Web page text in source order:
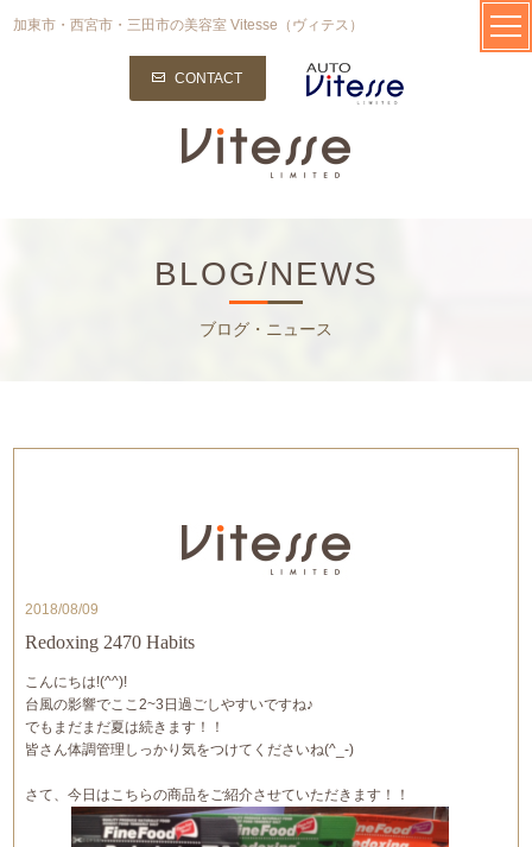
加東市・西宮市・三田市の美容室 Vitesse（ヴィテス）
CONTACT
BLOG/NEWS
ブログ・ニュース
2018/08/09
Redoxing 2470 Habits
こんにちは!(^^)!
台風の影響でここ2~3日過ごしやすいですね♪
でもまだまだ夏は続きます！！
皆さん体調管理しっかり気をつけてくださいね(^_-)
さて、今日はこちらの商品をご紹介させていただきます！！